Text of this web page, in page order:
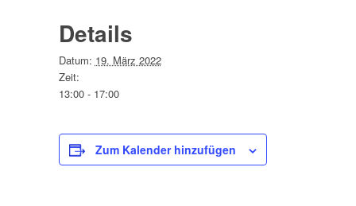
Details
Datum: 19. März 2022
Zeit:
13:00 - 17:00
Zum Kalender hinzufügen